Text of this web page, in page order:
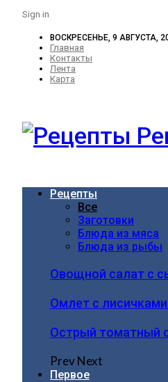
Sign in
ВОСКРЕСЕНЬЕ, 9 АВГУСТА,
Главная
Контакты
Лента
Карта
Рецепты
Все
Заготовки
Блюда из мяса
Блюда из рыбы
Овощной салат с
Омлет с
Острый томатный
PrevNext
Первое